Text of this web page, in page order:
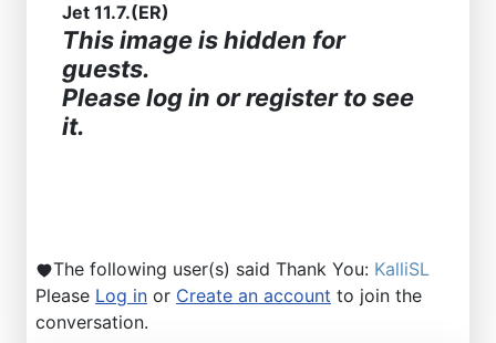
Jet 11.7.(ER)
This image is hidden for
guests.
Please log in or register to see
it.
The following user(s) said Thank You: KalliSL
Please Log in or Create an account to join the
conversation.